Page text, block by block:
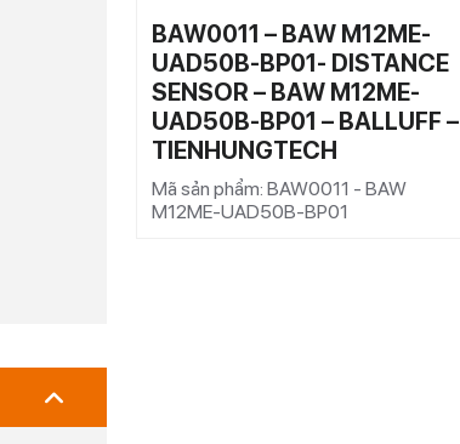
BAW0011 – BAW M12ME-
UAD50B-BP01- DISTANCE
SENSOR – BAW M12ME-
UAD50B-BP01 – BALLUFF –
TIENHUNGTECH
Mã sản phẩm: BAW0011 - BAW
M12ME-UAD50B-BP01